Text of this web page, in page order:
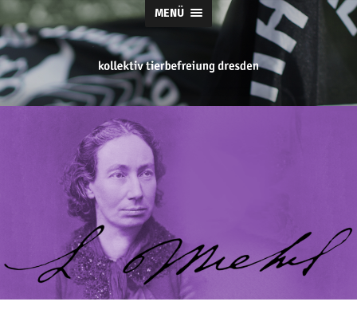
MENÜ
tierbefreiung